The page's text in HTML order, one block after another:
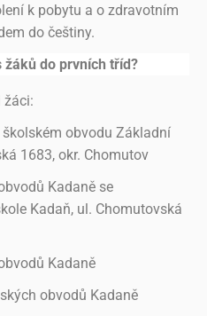
k pobytu a o zdravotním
do češtiny.
do prvních tříd?
žáci:
obvodu Základní
1683, okr. Chomutov
Kadaně se
Kadaň, ul. Chomutovská
Kadaně
obvodů Kadaně